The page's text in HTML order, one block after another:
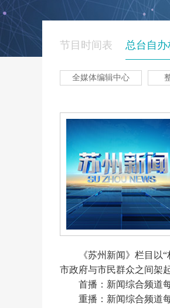
节目时间表 总台自办
全媒体编辑中心
《苏州新闻》栏目以
市政府与市民群众之间架
首播：新闻综合频道
重播：新闻综合频道